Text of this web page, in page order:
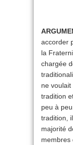
accorder
la
chargée
ne voulait
tradition
peu à
tradition,
majorité
membres